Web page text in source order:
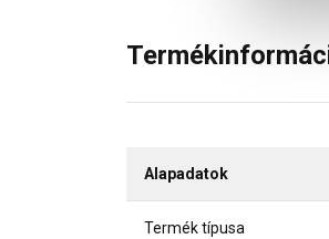
Alapadatok
Termék típusa